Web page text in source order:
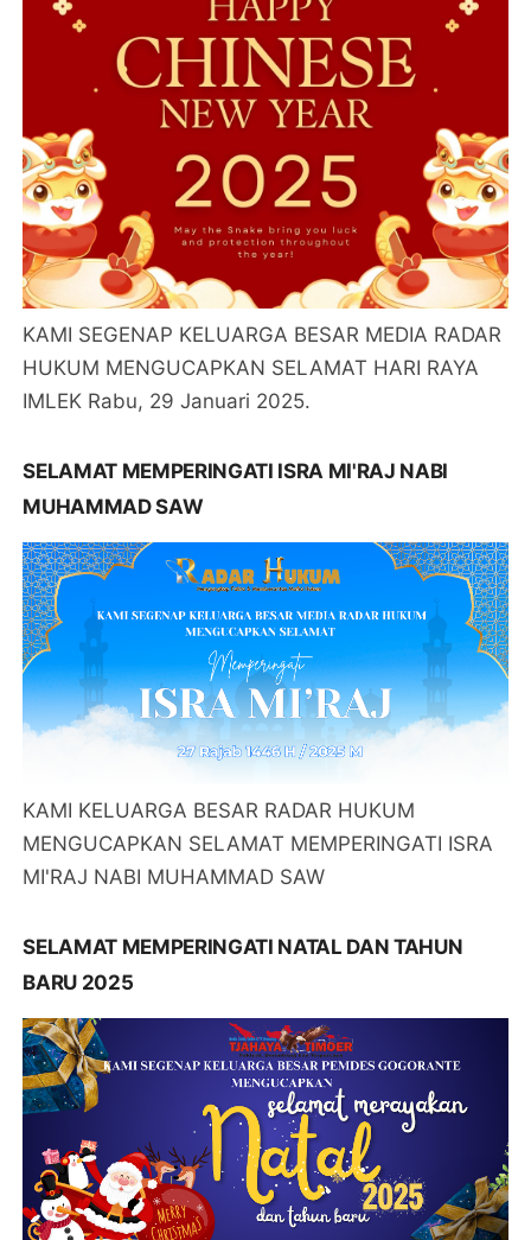
KAMI SEGENAP KELUARGA BESAR MEDIA RADAR
HUKUM MENGUCAPKAN SELAMAT HARI RAYA
IMLEK Rabu, 29 Januari 2025.
SELAMAT MEMPERINGATI ISRA MI'RAJ NABI
MUHAMMAD SAW
KAMI KELUARGA BESAR RADAR HUKUM
MENGUCAPKAN SELAMAT MEMPERINGATI ISRA
MI'RAJ NABI MUHAMMAD SAW
SELAMAT MEMPERINGATI NATAL DAN TAHUN
BARU 2025